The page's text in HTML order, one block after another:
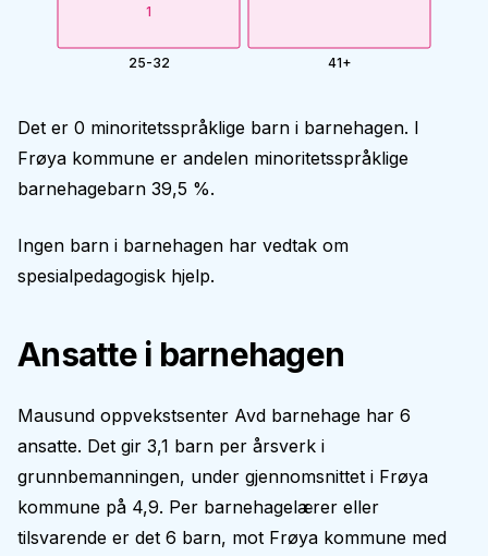
1
25-32 41+
Det er 0 minoritetsspråklige barn i barnehagen. I
Frøya kommune er andelen minoritetsspråklige
barnehagebarn 39,5 %.
Ingen barn i barnehagen har vedtak om
spesialpedagogisk hjelp.
Ansatte i barnehagen
Mausund oppvekstsenter Avd barnehage har 6
ansatte. Det gir 3,1 barn per årsverk i
grunnbemanningen, under gjennomsnittet i Frøya
kommune på 4,9. Per barnehagelærer eller
tilsvarende er det 6 barn, mot Frøya kommune med